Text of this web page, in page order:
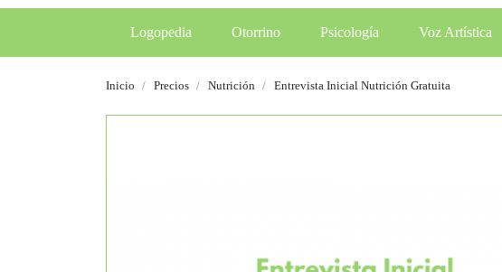
Logopedia Otorrino Psicología Voz Artística
Inicio Precios Nutrición Entrevista Inicial Nutrición Gratuita